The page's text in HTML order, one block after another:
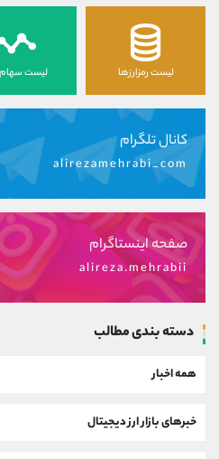
لیست رمزارزها لیست
کانال تلگرام
alirezamehrabi_com
صفحه اینستاگرام
alireza.mehrabii
دسته بندی مطالب
همه اخبار
خبرهای بازار ارز دیجیتال